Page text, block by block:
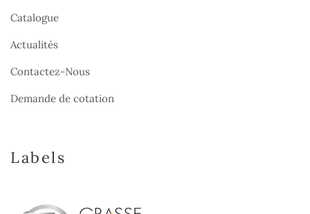
Catalogue
Actualités
Contactez-Nous
Demande de cotation
Labels